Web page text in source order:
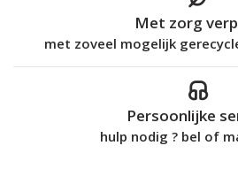
Met zorg
met zoveel mogelijk
Persoonlijke
hulp nodig ? bel of